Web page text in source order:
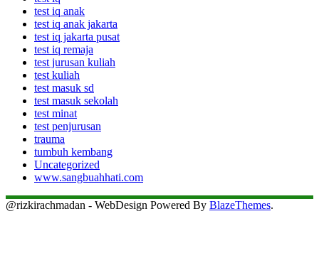
test iq anak
test iq anak jakarta
test iq jakarta pusat
test iq remaja
test jurusan kuliah
test kuliah
test masuk sd
test masuk sekolah
test minat
test penjurusan
trauma
tumbuh kembang
Uncategorized
www.sangbuahhati.com
@rizkirachmadan - WebDesign Powered By BlazeThemes.